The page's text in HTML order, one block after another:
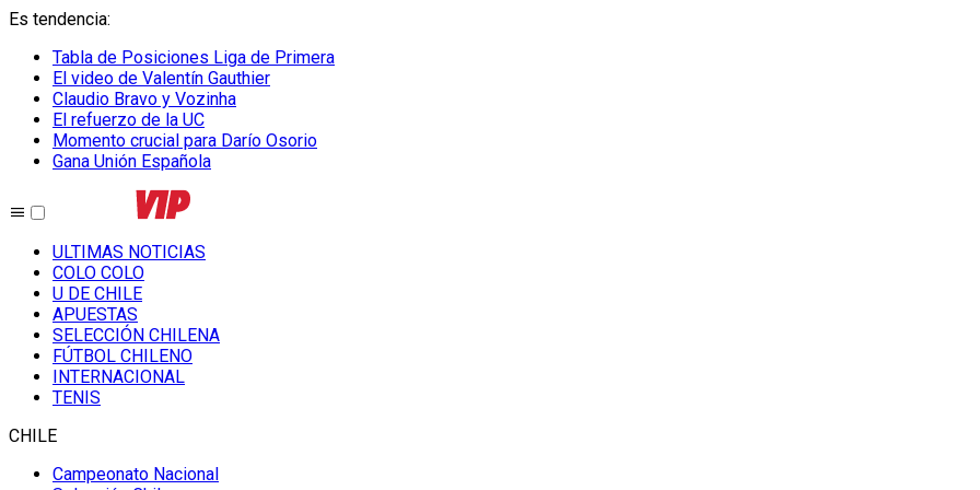
Es tendencia:
Tabla de Posiciones Liga de Primera
El video de Valentín Gauthier
Claudio Bravo y Vozinha
El refuerzo de la UC
Momento crucial para Darío Osorio
Gana Unión Española
ULTIMAS NOTICIAS
COLO COLO
U DE CHILE
APUESTAS
SELECCIÓN CHILENA
FÚTBOL CHILENO
INTERNACIONAL
TENIS
CHILE
Campeonato Nacional